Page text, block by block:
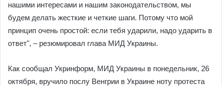
нашими интересами и нашим законодательством, мы
будем делать жесткие и четкие шаги. Потому что мой
принцип очень простой: если тебя ударили, надо ударить в
ответ", – резюмировал глава МИД Украины.
Как сообщал Укринформ, МИД Украины в понедельник, 26
октября, вручило послу Венгрии в Украине ноту протеста